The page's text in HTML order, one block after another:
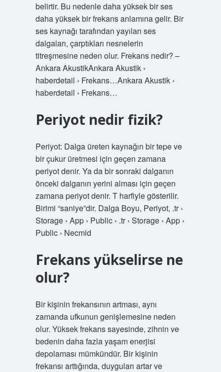
belirtir. Bu nedenle daha yüksek bir ses
daha yüksek bir frekans anlamına gelir. Bir
ses kaynağı tarafından yayılan ses
dalgaları, çarptıkları nesnelerin
titreşmesine neden olur. Frekans nedir? –
Ankara AkustikAnkara Akustik ›
haberdetail › Frekans…Ankara Akustik ›
haberdetail › Frekans…
Periyot nedir fizik?
Periyot: Dalga üreten kaynağın bir tepe ve
bir çukur üretmesi için geçen zamana
periyot denir. Ya da bir sonraki dalganın
önceki dalganın yerini alması için geçen
zamana periyot denir. T harfiyle gösterilir.
Birimi “saniye”dir. Dalga Boyu, Periyot, .tr ›
Storage › App › Public › .tr › Storage › App ›
Public › Necmid
Frekans yükselirse ne
olur?
Bir kişinin frekansının artması, aynı
zamanda ufkunun genişlemesine neden
olur. Yüksek frekans sayesinde, zihnin ve
bedenin daha fazla yaşam enerjisi
depolaması mümkündür. Bir kişinin
frekansı arttığında, duyguları artar ve